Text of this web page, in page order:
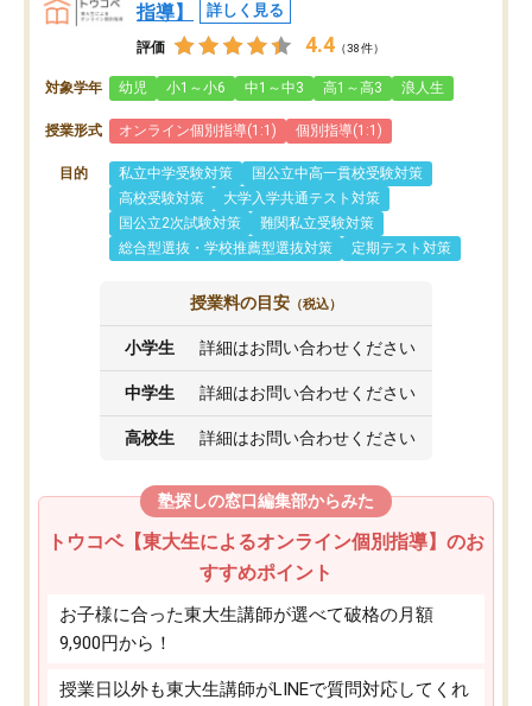
指導】
詳しく見る
評価 4.4 （38件）
対象学年 幼児 小1～小6 中1～中3 高1～高3 浪人生
授業形式 オンライン個別指導(1:1) 個別指導(1:1)
目的 私立中学受験対策
国公立中高一貫校受験対策
高校受験対策
大学入学共通テスト対策
国公立2次試験対策
難関私立受験対策
総合型選抜・学校推薦型選抜対策
定期テスト対策
授業料の目安 （税込）
小学生 詳細はお問い合わせください
中学生 詳細はお問い合わせください
高校生 詳細はお問い合わせください
塾探しの窓口編集部からみた
トウコベ【東大生によるオンライン個別指導】のお
すすめポイント
お子様に合った東大生講師が選べて破格の月額
9,900円から！
授業日以外も東大生講師がLINEで質問対応してくれ